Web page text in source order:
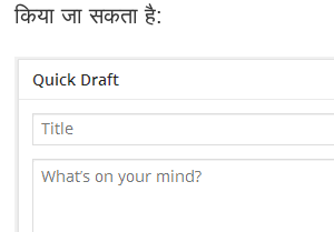
किया जा सकता है: